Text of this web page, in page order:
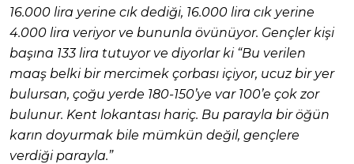
16.000 lira yerine cık dediği, 16.000 lira cık yerine
4.000 lira veriyor ve bununla övünüyor. Gençler kişi
başına 133 lira tutuyor ve diyorlar ki “Bu verilen
maaş belki bir mercimek çorbası içiyor, ucuz bir yer
bulursan, çoğu yerde 180-150’ye var 100’e çok zor
bulunur. Kent lokantası hariç. Bu parayla bir öğün
karın doyurmak bile mümkün değil, gençlere
verdiği parayla.”